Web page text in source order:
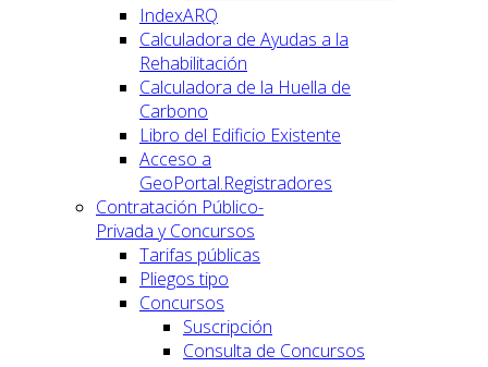
IndexARQ
Calculadora de Ayudas a la
Rehabilitación
Calculadora de la Huella de
Carbono
Libro del Edificio Existente
Acceso a
GeoPortal.Registradores
Contratación Público-
Privada y Concursos
Tarifas públicas
Pliegos tipo
Concursos
Suscripción
Consulta de Concursos